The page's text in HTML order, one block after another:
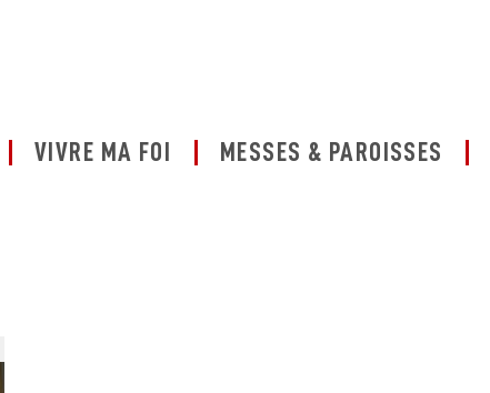
VIVRE MA FOI MESSES & PAROISSES